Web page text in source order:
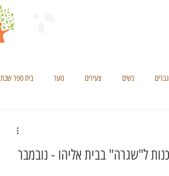
גברים נשים צעירים נוער בית ספר שבת
הנחיות מעודכנות ל"שגרה" בבית אליהו - נובמבר